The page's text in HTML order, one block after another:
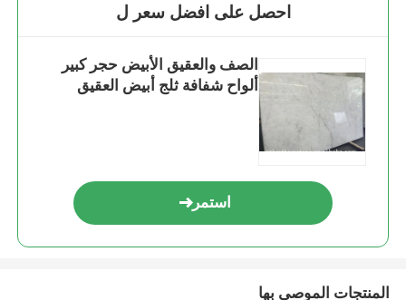
احصل على افضل سعر ل
الصف والعقيق الأبيض حجر كبير
ألواح شفافة ثلج أبيض العقيق
استمر
المنتجات الموصى بها